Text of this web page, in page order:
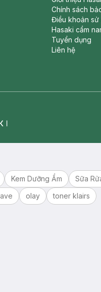
Chính sách
Điều khoản sử
Hasaki cẩm
Tuyển dụng
Liên hệ
Kem Dưỡng Ẩm Sữa
olay toner klairs